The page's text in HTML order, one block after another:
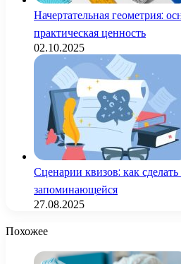
Начертательная геометрия:
практическая ценность
02.10.2025
Сценарии квизов: как
запоминающейся
27.08.2025
Похожее